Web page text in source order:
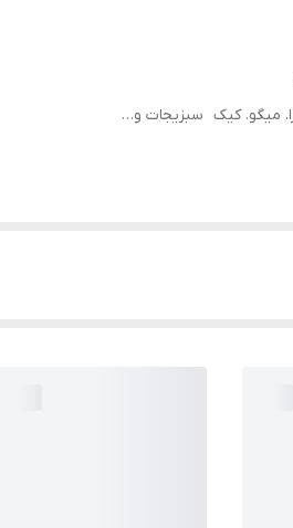
میگو. کیک سبزیجات و…